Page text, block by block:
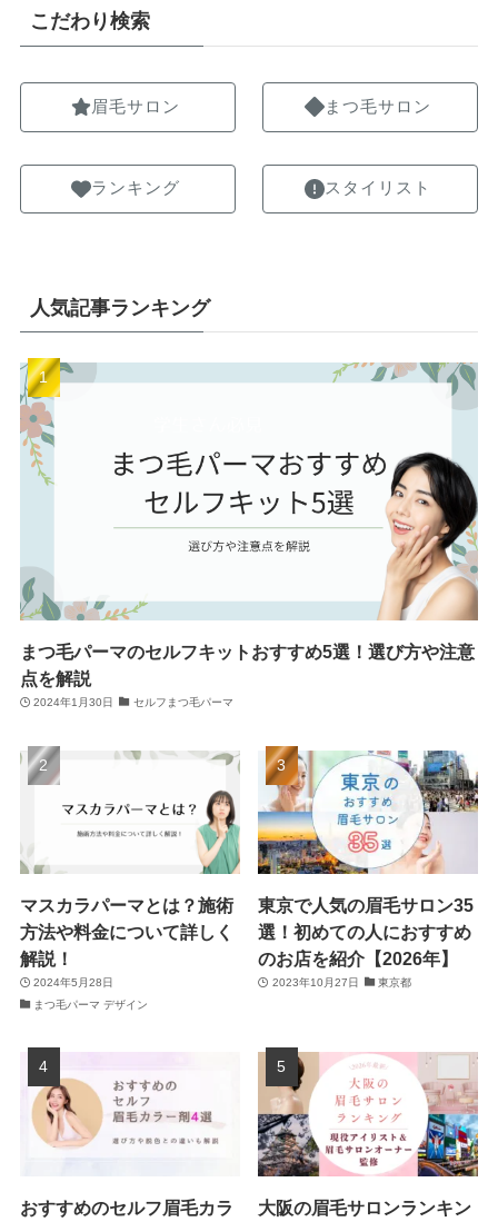
こだわり検索
眉毛サロン
ランキング
まつ毛サロン
スタイリスト
人気記事ランキング
まつ毛パーマのセルフキットおすすめ5選！選び方や注意
点を解説
2024年1月30日 セルフまつ毛パーマ
マスカラパーマとは？施術
方法や料金について詳しく
解説！
2024年5月28日
まつ毛パーマ デザイン
東京で人気の眉毛サロン35
選！初めての人におすすめ
のお店を紹介【2026年】
2023年10月27日 東京都
おすすめのセルフ眉毛カラ
大阪の眉毛サロンランキン